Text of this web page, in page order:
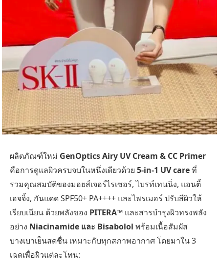
ผลิตภัณฑ์ใหม่ GenOptics Airy UV Cream & CC Primer
คือการดูแลผิวครบจบในหนึ่งเดียวด้วย 5-in-1 UV careที่
รวมคุณสมบัติของมอยส์เจอร์ไรเซอร์, ไบรท์เทนนิ่ง, แอนตี้
เอจจิ้ง, กันแดด SPF50+ PA++++ และไพรเมอร์ ปรับสีผิวให้
เรียบเนียน ด้วยพลังของ PITERA™ และสารบำรุงผิวทรงพลัง
อย่าง Niacinamide และ Bisabolol พร้อมเนื้อสัมผัส
บางเบาเย็นสดชื่น เหมาะกับทุกสภาพอากาศ โดยมาใน 3
เฉดเพื่อผิวแต่ละโทน: